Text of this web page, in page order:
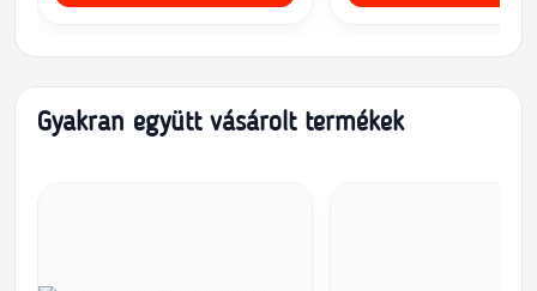
Gyakran együtt vásárolt termékek